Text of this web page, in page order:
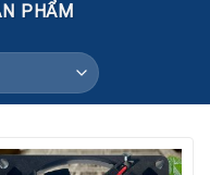
PHẨM